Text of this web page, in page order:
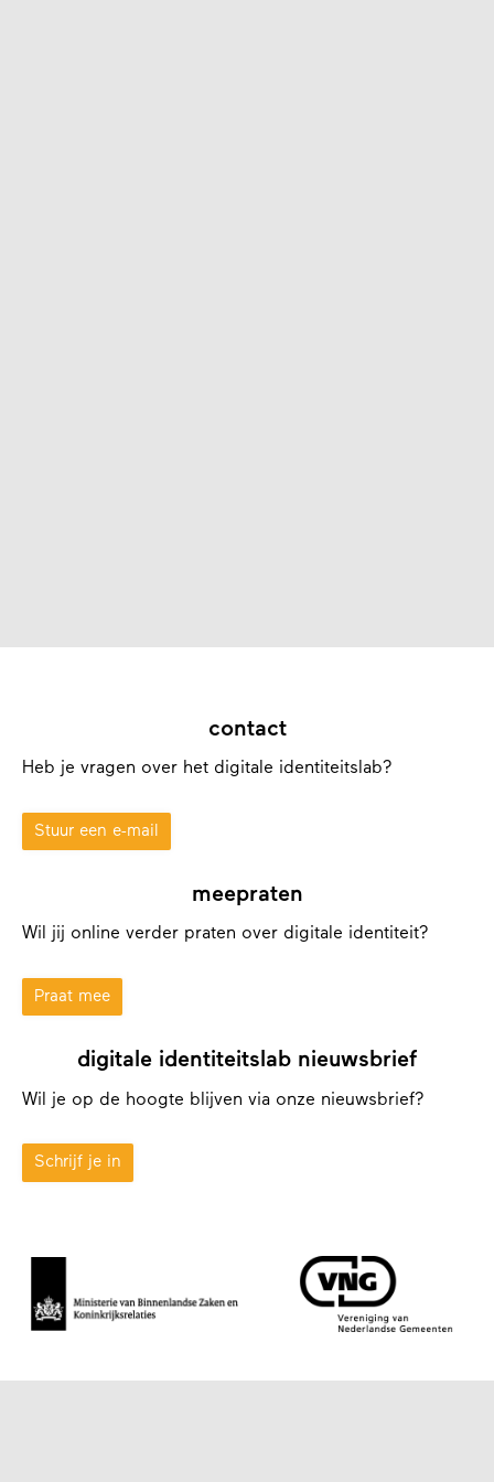
contact
Heb je vragen over het digitale identiteitslab?
Stuur een e-mail
meepraten
Wil jij online verder praten over digitale identiteit?
Praat mee
digitale identiteitslab nieuwsbrief
Wil je op de hoogte blijven via onze nieuwsbrief?
Schrijf je in